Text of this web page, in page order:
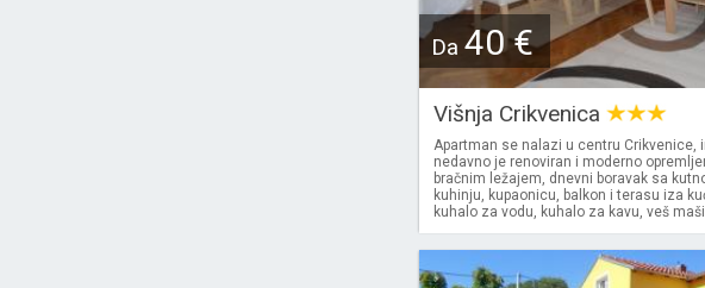
Da 40 €
Višnja Crikvenica
Apartman se nalazi u centru Crikvenice,
nedavno je renoviran i moderno
bračnim ležajem, dnevni boravak sa
kuhinju, kupaonicu, balkon i terasu iza
kuhalo za vodu, kuhalo za kavu, veš